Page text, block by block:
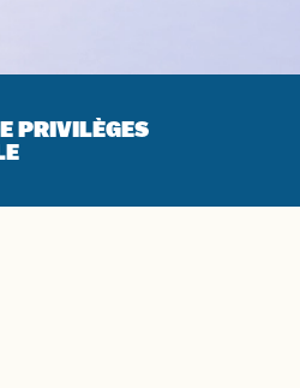
PRIVILÈGES